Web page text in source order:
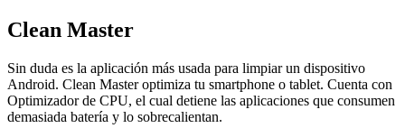
Clean Master
Sin duda es la aplicación más usada para limpiar un dispositivo
Android. Clean Master optimiza tu smartphone o tablet. Cuenta con
Optimizador de CPU, el cual detiene las aplicaciones que consumen
demasiada batería y lo sobrecalientan.